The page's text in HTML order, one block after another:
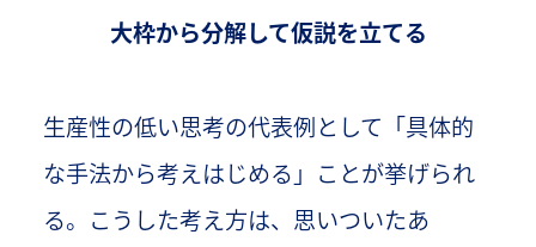
大枠から分解して仮説を立てる
生産性の低い思考の代表例として「具体的
な手法から考えはじめる」ことが挙げられ
る。こうした考え方は、思いついたあ